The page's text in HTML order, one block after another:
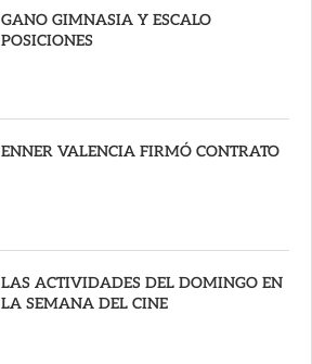
GANO GIMNASIA Y ESCALO
POSICIONES
ENNER VALENCIA FIRMÓ CONTRATO
LAS ACTIVIDADES DEL DOMINGO EN
LA SEMANA DEL CINE